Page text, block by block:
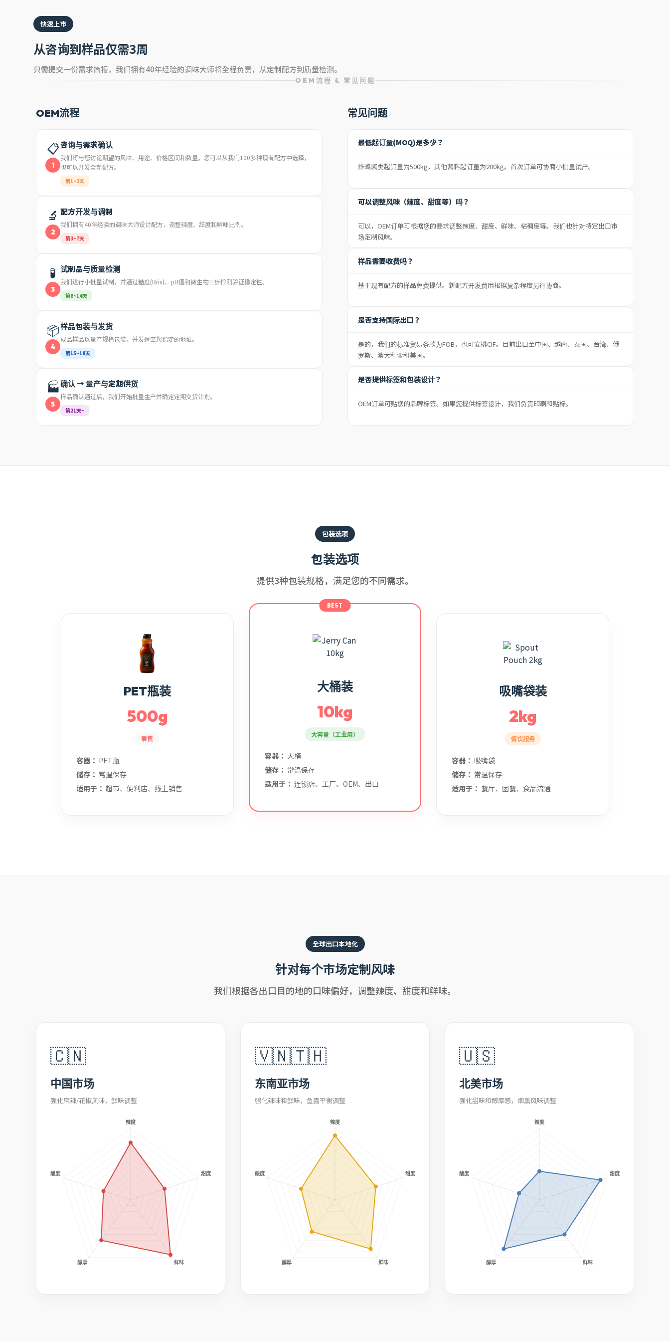
快速上市
从咨询到样品仅需3周
只需提交一份需求简报，我们拥有40年经验的调味大师将全程负责，从定制配方到质量检测。
OEM流程 & 常见问题
OEM流程
📋
1
咨询与需求确认
我们将与您讨论期望的风味、用途、价格区间和数量。您可以从我们100多种现有配方中选择，
也可以开发全新配方。
第1~2天
🔬
2
配方开发与调制
我们拥有40年经验的调味大师设计配方，调整辣度、甜度和鲜味比例。
第3~7天
🧪
3
试制品与质量检测
我们进行小批量试制，并通过糖度(Brix)、pH值和微生物三步检测验证稳定性。
第8~14天
📦
4
样品包装与发货
成品样品以量产规格包装，并发送至您指定的地址。
第15~18天
🏭
5
确认 → 量产与定期供货
样品确认通过后，我们开始批量生产并确定定期交货计划。
第21天~
常见问题
最低起订量(MOQ)是多少？
炸鸡酱类起订量为500kg，其他酱料起订量为200kg。首次订单可协商小批量试产。
可以调整风味（辣度、甜度等）吗？
可以，OEM订单可根据您的要求调整辣度、甜度、鲜味、粘稠度等。我们也针对特定出口市
场定制风味。
样品需要收费吗？
基于现有配方的样品免费提供。新配方开发费用根据复杂程度另行协商。
是否支持国际出口？
是的，我们的标准贸易条款为FOB，也可安排CIF。目前出口至中国、越南、泰国、台湾、俄
罗斯、澳大利亚和美国。
是否提供标签和包装设计？
OEM订单可贴您的品牌标签。如果您提供标签设计，我们负责印刷和贴标。
包装选项
包装选项
提供3种包装规格，满足您的不同需求。
PET瓶装
500g
零售
容器： PET瓶
储存： 常温保存
适用于： 超市、便利店、线上销售
BEST
大桶装
10kg
大容量（工业用）
容器： 大桶
储存： 常温保存
适用于： 连锁店、工厂、OEM、出口
吸嘴袋装
2kg
餐饮服务
容器： 吸嘴袋
储存： 常温保存
适用于： 餐厅、团餐、食品流通
全球出口本地化
针对每个市场定制风味
我们根据各出口目的地的口味偏好，调整辣度、甜度和鲜味。
🇨🇳
中国市场
强化麻辣/花椒风味，鲜味调整
🇻🇳🇹🇭
东南亚市场
强化辣味和鲜味，鱼露平衡调整
🇺🇸
北美市场
强化甜味和醇厚感，烟熏风味调整